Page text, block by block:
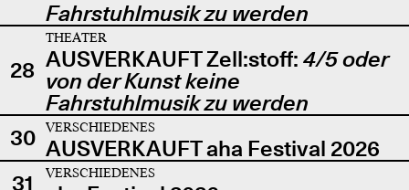
Fahrstuhlmusik zu werden
28
THEATER
AUSVERKAUFT Zell:stoff: 4/5 oder
von der Kunst keine
Fahrstuhlmusik zu werden
30
VERSCHIEDENES
AUSVERKAUFT aha Festival 2026
31
VERSCHIEDENES